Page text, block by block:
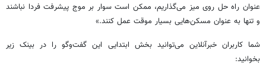
عنوان راه حل روی میز می‌گذاریم، ممکن است سوار بر موج پیشرفت فردا نباشند
و تنها به عنوان مسکن‌هایی بسیار موقت عمل کنند.»
شما کاربران خبرآنلاین می‌توانید بخش ابتدایی این گفت‌وگو را در بینک زیر
بخوانید: